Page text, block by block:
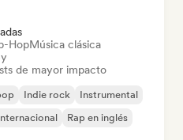
HopMúsica clásica
de mayor impacto
Indie rock
Instrumental
Rap en inglés